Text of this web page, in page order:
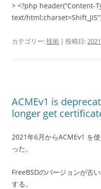
> <?php header(“Content-
text/
カテゴリー:技術 | 投稿日:
ACMEv1 is
longer get
2021年6月からACMEv1 を
った。
FreeBSDのバージョンが古
する。